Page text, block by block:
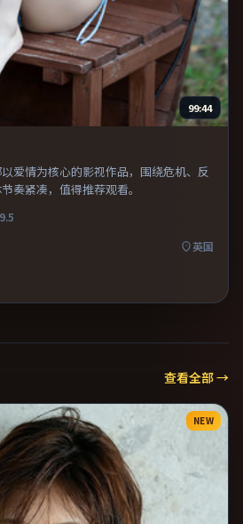
99:44
爱情为核心的影视作品，围绕危机、反
奏紧凑，值得推荐观看。
9.5
英国
查看全部 →
NEW